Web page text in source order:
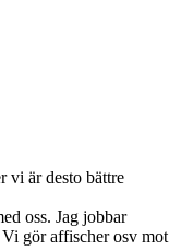
vi är desto bättre
oss. Jag jobbar
gör affischer osv mot